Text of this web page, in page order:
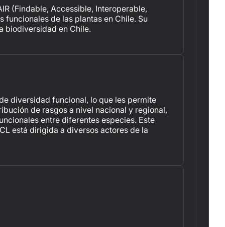
(Findable, Accessible, Interoperable,
de las plantas en Chile. Su
biodiversidad en Chile.
diversidad funcional, lo que les permite
de rasgos a nivel nacional y regional,
entre diferentes especies. Este
está dirigida a diversos actores de la